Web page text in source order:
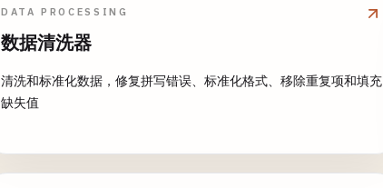
DATA PROCESSING
数据清洗器
清洗和标准化数据，修复拼写错误、标准化格式、移除重复项和填充
缺失值